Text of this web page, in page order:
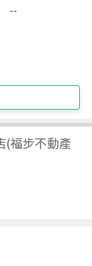
--
(福步不動產